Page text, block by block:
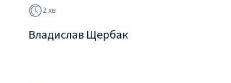
2 хв
Владислав Щербак